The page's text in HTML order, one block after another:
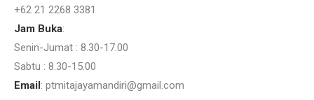
+62 21 2268 3381
Jam Buka:
Senin-Jumat : 8.30-17.00
Sabtu : 8.30-15.00
Email : ptmitajayamandiri@gmail.com